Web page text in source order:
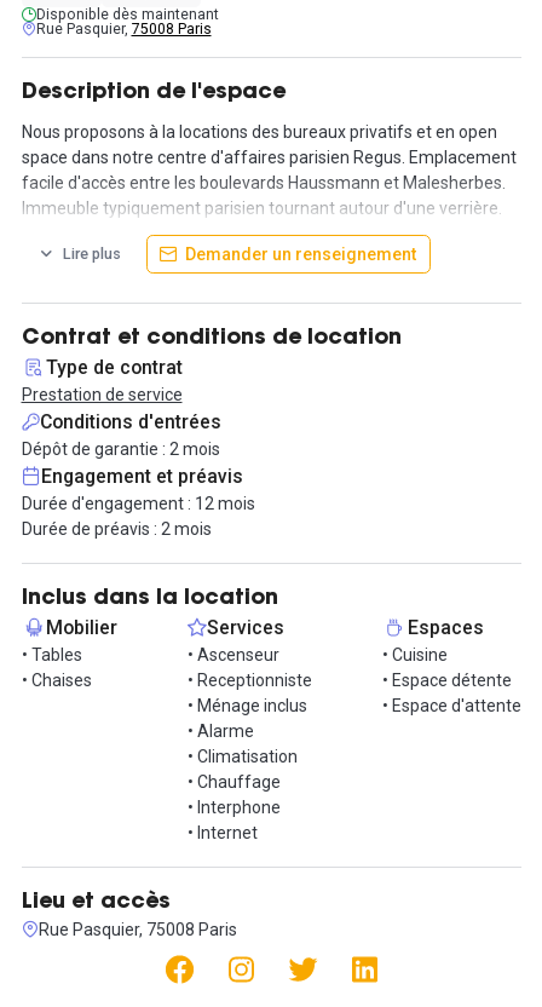
Disponible dès maintenant
Rue Pasquier, 75008 Paris
Description de l'espace
Nous proposons à la locations des bureaux privatifs et en open
space dans notre centre d'affaires parisien Regus. Emplacement
facile d'accès entre les boulevards Haussmann et Malesherbes.
Immeuble typiquement parisien tournant autour d'une verrière.
Contactez-nous pour plus d'informations concernant nos tarifs.
Lire plus Demander un renseignement
Contrat et conditions de location
Type de contrat
Prestation de service
Conditions d'entrées
Dépôt de garantie : 2 mois
Engagement et préavis
Durée d'engagement : 12 mois
Durée de préavis : 2 mois
Inclus dans la location
Mobilier
• Tables
• Chaises
Services
• Ascenseur
• Receptionniste
• Ménage inclus
• Alarme
• Climatisation
• Chauffage
• Interphone
• Internet
Espaces
• Cuisine
• Espace détente
• Espace d'attente
Lieu et accès
Rue Pasquier, 75008 Paris